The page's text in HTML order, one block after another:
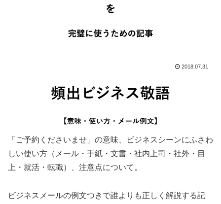
2018.07.31
「ご予約くださいませ」の意味、ビジネスシーンにふさわ
しい使い方（メール・手紙・文書・社内上司・社外・目
上・就活・転職）、注意点について。
ビジネスメールの例文つきで誰よりも正しく解説する記